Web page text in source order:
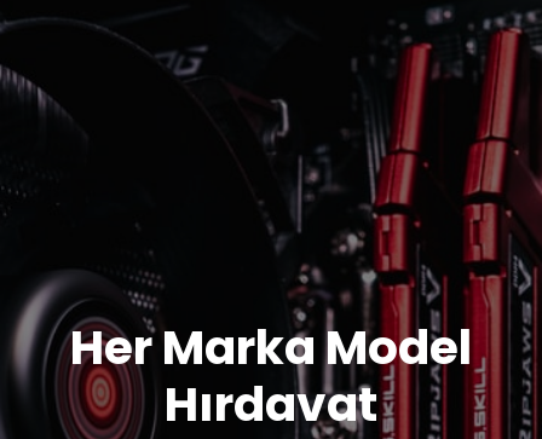
Her Marka Model
Hırdavat